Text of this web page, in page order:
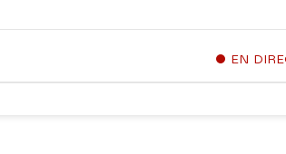
EN